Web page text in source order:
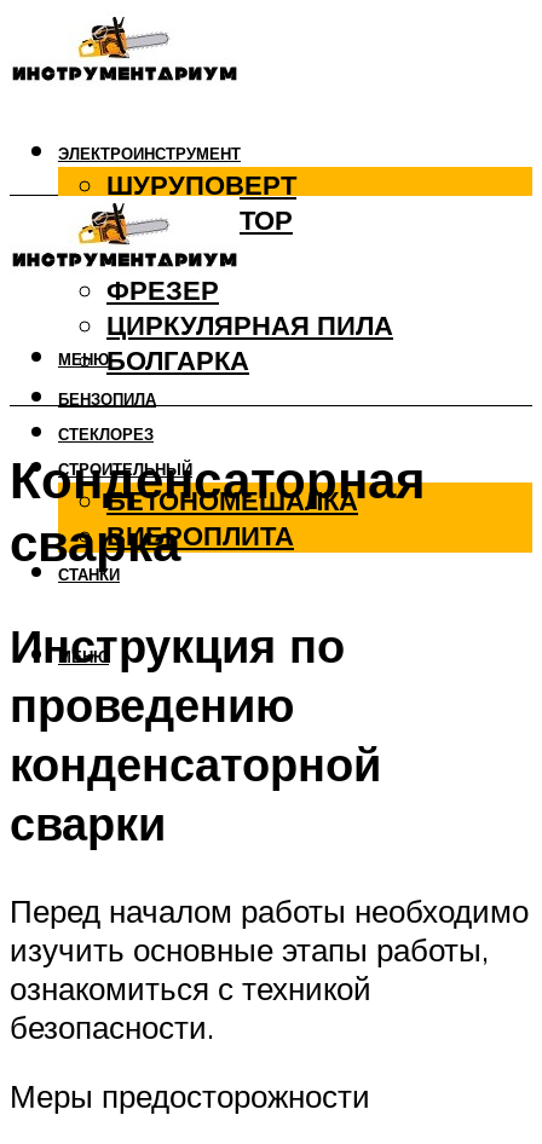
ЭЛЕКТРОИНСТРУМЕНТ
ШУРУПОВЕРТ
ПЕРФОРАТОР
ДРЕЛЬ
ФРЕЗЕР
ЦИРКУЛЯРНАЯ ПИЛА
БОЛГАРКА
БЕНЗОПИЛА
СТЕКЛОРЕЗ
СТРОИТЕЛЬНЫЙ
БЕТОНОМЕШАЛКА
ВИБРОПЛИТА
СТАНКИ
МЕНЮ
МЕНЮ
Конденсаторная
сварка
Инструкция по
проведению
конденсаторной
сварки
Перед началом работы необходимо
изучить основные этапы работы,
ознакомиться с техникой
безопасности.
Меры предосторожности